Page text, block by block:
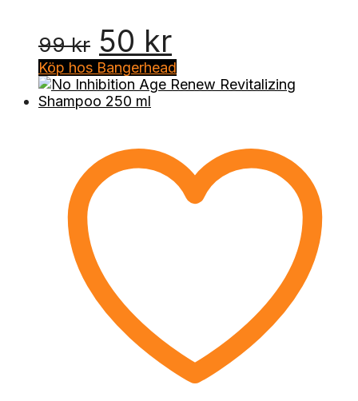
99kr Det
ursprungliga
priset
var:
99 kr.
50 krDet
nuvarande
är:
50 kr.
Köp hos Bangerhead